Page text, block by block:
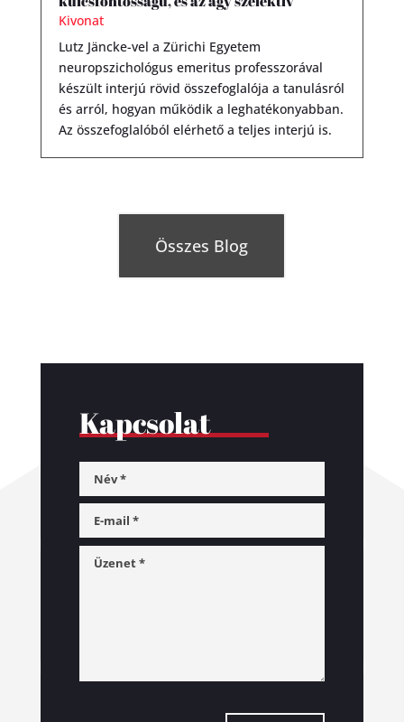
Kivonat
Lutz Jäncke-vel a Zürichi Egyetem
neuropszichológus emeritus professzorával
készült interjú rövid összefoglalója a tanulásról
és arról, hogyan működik a leghatékonyabban.
Az összefoglalóból elérhető a teljes interjú is.
Összes Blog
Kapcsolat